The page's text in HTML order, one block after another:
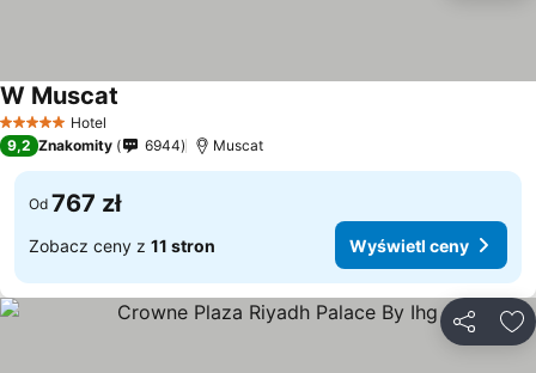
5 KategoriaHotel
W Muscat
9,2 Znakomity 6944 Muscat
Od 767 zł
Zobacz ceny z 11 stron Wyświetl ceny